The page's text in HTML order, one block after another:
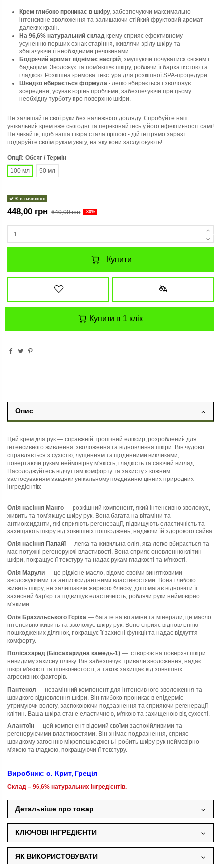
Крем глибоко проникає в шкіру, забезпечуючи максимально
інтенсивне зволоження та залишаючи стійкий фруктовий аромат
далеких країн.
На 96,6% натуральний склад крему сприяє ефективному
усуненню перших ознак старіння, живлячи зрілу шкіру та
збагачуючи її необхідними речовинами.
Бодрячий аромат піднімає настрій, змушуючи почуватися свіжим і
бадьорим. Зволожує та пом'якшує шкіру, роблячи її бархатистою та
гладкою. Розкішна кремова текстура для розкішної SPA-процедури.
Швидко вбирається формула - легко вбирається і зволожує
зсередини, усуває корінь проблеми, забезпечуючи при цьому
необхідну турботу про поверхню шкіри.
Не залишайте свої руки без належного догляду. Спробуйте наш
унікальний крем вже сьогодні та переконайтесь у його ефективності самі!
Не чекайте, щоб ваша шкіра стала гіршою - дійте прямо зараз і
подаруйте своїм рукам увагу, на яку вони заслуговують!
Опції: Обсяг / Термін
100 мл
50 мл
Є в наявності
448,00 грн 640,00 грн -30%
Купити
Купити в 1 клік
Опис
Цей крем для рук — справжній тропічний еліксир, розроблений для
інтенсивного живлення, зволоження та відновлення шкіри. Він чудово
справляється з сухістю, лущенням та щоденними викликами,
повертаючи рукам неймовірну м'якість, гладкість та сяючий вигляд.
Насолоджуйтесь відчуттям комфорту та захисту з кожним
застосуванням завдяки унікальному поєднанню цінних природних
інгредієнтів:
Олія насіння Манго — розкішний компонент, який інтенсивно зволожує,
живить та пом'якшує шкіру рук. Вона багата на вітаміни та
антиоксиданти, які сприяють регенерації, підвищують еластичність та
захищають шкіру від зовнішніх пошкоджень, надаючи їй здорового сяйва.
Олія насіння Папайї— легка та живильна олія, яка легко вбирається та
має потужні регенеруючі властивості. Вона сприяє оновленню клітин
шкіри, покращує її текстуру та надає рукам гладкості та м'якості.
Олія Марули — це рідкісне масло, відоме своїми винятковими
зволожуючими та антиоксидантними властивостями. Вона глибоко
живить шкіру, не залишаючи жирного блиску, допомагає відновити її
захисний бар'єр та підвищує еластичність, роблячи руки неймовірно
м'якими.
Олія Бразильського Горіха — багате на вітаміни та мінерали, це масло
інтенсивно живить та зволожує шкіру рук. Воно сприяє відновленню
пошкоджених ділянок, покращує її захисні функції та надає відчуття
комфорту.
Полісахарид (Біосахаридна камедь-1) — створює на поверхні шкіри
невидиму захисну плівку. Він забезпечує тривале зволоження, надає
шкірі м'якості та шовковистості, а також захищає від зовнішніх
агресивних факторів.
Пантенол — незамінний компонент для інтенсивного зволоження та
швидкого відновлення шкіри. Він глибоко проникає в епідерміс,
утримуючи вологу, заспокоюючи подразнення та сприяючи регенерації
клітин. Ваша шкіра стане еластичною, м'якою та захищеною від сухості.
Алантоїн — цей компонент відомий своїми заспокійливими та
регенеруючими властивостями. Він знімає подразнення, сприяє
швидкому загоєнню мікропошкоджень і робить шкіру рук неймовірно
м'якою та гладкою, покращуючи її текстуру.
Виробник: о. Крит, Греція
Склад – 96,6% натуральних інгредієнтів.
Детальніше про товар
КЛЮЧОВІ ІНГРЕДІЄНТИ
ЯК ВИКОРИСТОВУВАТИ